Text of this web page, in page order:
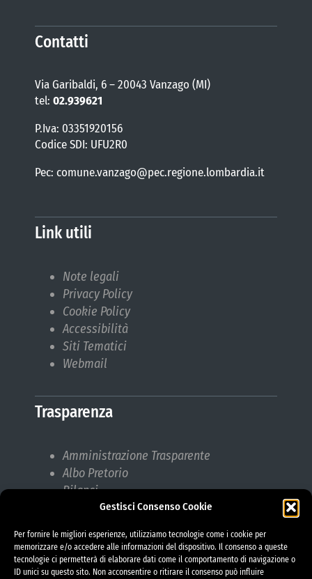
Gestisci Consenso Cookie
Per fornire le migliori esperienze, utilizziamo tecnologie come i cookie per
memorizzare e/o accedere alle informazioni del dispositivo. Il consenso a queste
tecnologie ci permetterà di elaborare dati come il comportamento di navigazione o
ID unici su questo sito. Non acconsentire o ritirare il consenso può influire
Contatti
Via Garibaldi, 6 – 20043 Vanzago (MI)
tel: 02.939621
P.Iva: 03351920156
Codice SDI: UFU2R0
Pec: comune.vanzago@pec.regione.lombardia.it
Link utili
Note legali
Privacy Policy
Cookie Policy
Accessibilità
Siti Tematici
Webmail
Trasparenza
Amministrazione Trasparente
Albo Pretorio
Bilanci
Bandi di gara
Responsabile protezione dati (RPD)